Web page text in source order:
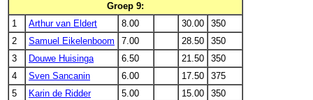
Groep 9:
1
Arthur van Eldert 8.00 30.00
350
2
Samuel Eikelenboom 7.00 28.50
350
3
Douwe Huisinga 6.50 21.50
350
4
Sven Sancanin 6.00 17.50
375
5
Karin de Ridder 5.00 15.00
350